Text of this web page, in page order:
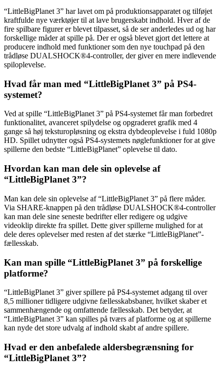
“LittleBigPlanet 3” har lavet om på produktionsapparatet og tilføjet
kraftfulde nye værktøjer til at lave brugerskabt indhold. Hver af de
fire spilbare figurer er blevet tilpasset, så de ser anderledes ud og har
forskellige måder at spille på. Der er også blevet gjort det lettere at
producere indhold med funktioner som den nye touchpad på den
trådløse DUALSHOCK®4-controller, der giver en mere indlevende
spiloplevelse.
Hvad får man med “LittleBigPlanet 3” på PS4-
systemet?
Ved at spille “LittleBigPlanet 3” på PS4-systemet får man forbedret
funktionalitet, avanceret spilydelse og opgraderet grafik med 4
gange så høj teksturopløsning og ekstra dybdeoplevelse i fuld 1080p
HD. Spillet udnytter også PS4-systemets nøglefunktioner for at give
spillerne den bedste “LittleBigPlanet” oplevelse til dato.
Hvordan kan man dele sin oplevelse af
“LittleBigPlanet 3”?
Man kan dele sin oplevelse af “LittleBigPlanet 3” på flere måder.
Via SHARE-knappen på den trådløse DUALSHOCK®4-controller
kan man dele sine seneste bedrifter eller redigere og udgive
videoklip direkte fra spillet. Dette giver spillerne mulighed for at
dele deres oplevelser med resten af det stærke “LittleBigPlanet”-
fællesskab.
Kan man spille “LittleBigPlanet 3” på forskellige
platforme?
“LittleBigPlanet 3” giver spillere på PS4-systemet adgang til over
8,5 millioner tidligere udgivne fællesskabsbaner, hvilket skaber et
sammenhængende og omfattende fællesskab. Det betyder, at
“LittleBigPlanet 3” kan spilles på tværs af platforme og at spillerne
kan nyde det store udvalg af indhold skabt af andre spillere.
Hvad er den anbefalede aldersbegrænsning for
“LittleBigPlanet 3”?